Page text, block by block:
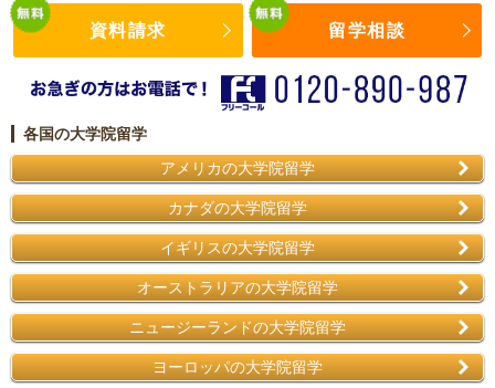
資料請求 留学相談
各国の大学院留学
アメリカの大学院留学
カナダの大学院留学
イギリスの大学院留学
オーストラリアの大学院留学
ニュージーランドの大学院留学
ヨーロッパの大学院留学